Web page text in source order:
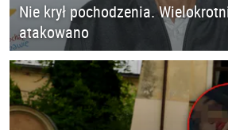
Nie krył pochodzenia.
atakowano